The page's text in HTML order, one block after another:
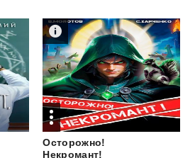
Осторожно!
Некромант!